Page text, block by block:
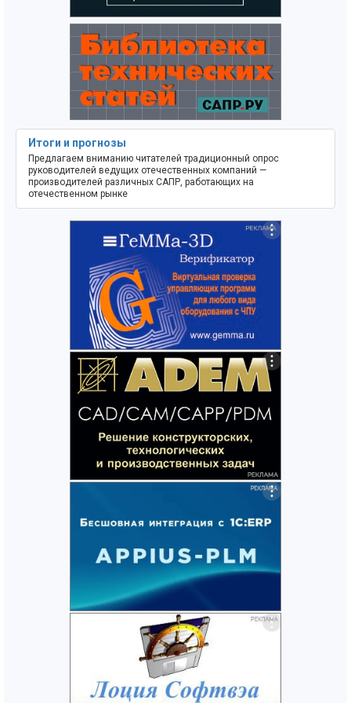
Итоги и прогнозы
Предлагаем вниманию читателей традиционный опрос
руководителей ведущих отечественных компаний —
производителей различных САПР, работающих на
отечественном рынке